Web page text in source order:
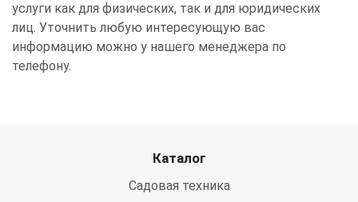
услуги как для физических, так и для юридических
лиц. Уточнить любую интересующую вас
информацию можно у нашего менеджера по
телефону.
Каталог
Садовая техника